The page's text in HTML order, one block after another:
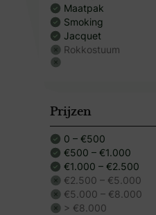
Maatpak
Smoking
Jacquet
Rokkostuum
Prijzen
0 – €500
€500 – €1.000
€1.000 – €2.500
€2.500 – €5.000
€5.000 – €8.000
> €8.000